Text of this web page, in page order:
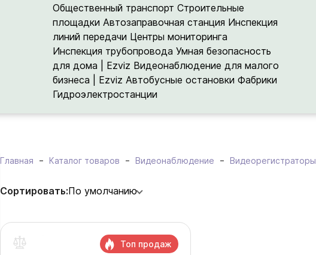
Общественный транспорт Строительные
площадки Автозаправочная станция Инспекция
линий передачи Центры мониторинга
Инспекция трубопровода Умная безопасность
для дома | Ezviz Видеонаблюдение для малого
бизнеса | Ezviz Автобусные остановки Фабрики
Гидроэлектростанции
Главная Каталог товаров Видеонаблюдение Видеорегистраторы
Сортировать:По умолчанию
Топ продаж